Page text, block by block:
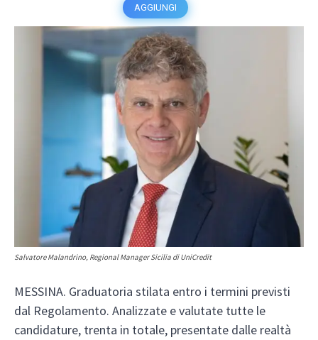
AGGIUNGI
Salvatore Malandrino, Regional Manager Sicilia di UniCredit
MESSINA. Graduatoria stilata entro i termini previsti
dal Regolamento. Analizzate e valutate tutte le
candidature, trenta in totale, presentate dalle realtà